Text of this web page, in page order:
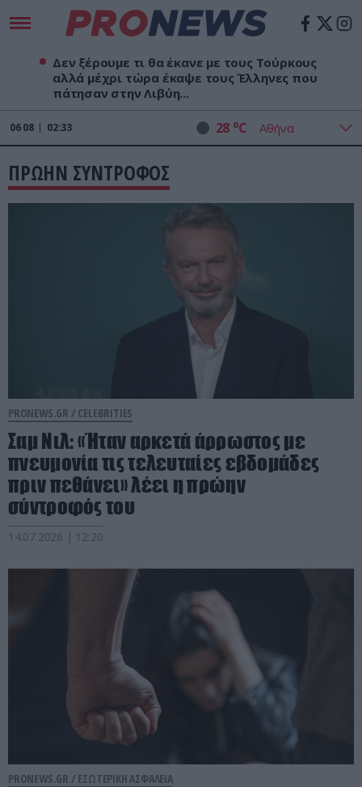
Δεν ξέρουμε τι θα έκανε με τους Τούρκους
αλλά μέχρι τώρα έκαψε τους Έλληνες που
πάτησαν στην Λιβύη...
06 08 02:33 28 oC
ΠΡΩΗΝ ΣΥΝΤΡΟΦΟΣ
PRONEWS.GR / CELEBRITIES
Σαμ Νιλ: «Ήταν αρκετά άρρωστος με
πνευμονία τις τελευταίες εβδομάδες
πριν πεθάνει» λέει η πρώην
σύντροφός του
14.07.2026 | 12:20
PRONEWS.GR / ΕΣΩΤΕΡΙΚΗ ΑΣΦΑΛΕΙΑ